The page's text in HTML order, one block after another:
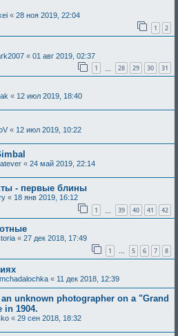
« 28 ноя 2019, 22:04
1 2
« 01 авг 2019, 02:37
1 28 29 30 31
« 12 июл 2019, 18:40
« 12 июл 2019, 10:22
« 24 май 2019, 22:14
- первые блины
« 18 янв 2019, 16:12
1 39 40 41 42
« 27 дек 2018, 17:49
1 … 5 6 7 8
« 11 дек 2018, 12:39
unknown photographer on a "Grand
in 1904.
« 29 сен 2018, 18:32